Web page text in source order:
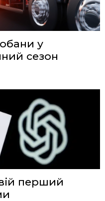
у
сезон
перший